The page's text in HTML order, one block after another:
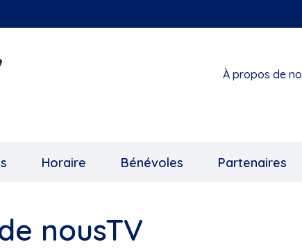
À propos de
Horaire Bénévoles Partenaires
nousTV